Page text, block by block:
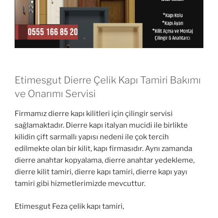
Etimesgut Dierre Çelik Kapı Tamiri Bakımı
ve Onarımı Servisi
Firmamız dierre kapı kilitleri için çilingir servisi
sağlamaktadır. Dierre kapı italyan mucidi ile birlikte
kilidin çift sarmallı yapısı nedeni ile çok tercih
edilmekte olan bir kilit, kapı firmasıdır. Aynı zamanda
dierre anahtar kopyalama, dierre anahtar yedekleme,
dierre kilit tamiri, dierre kapı tamiri, dierre kapı yayı
tamiri gibi hizmetlerimizde mevcuttur.
Etimesgut Feza çelik kapı tamiri,